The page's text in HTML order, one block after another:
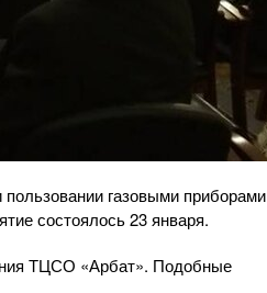
газовыми приборами
состоялось 23 января.
ТЦСО «Арбат». Подобные